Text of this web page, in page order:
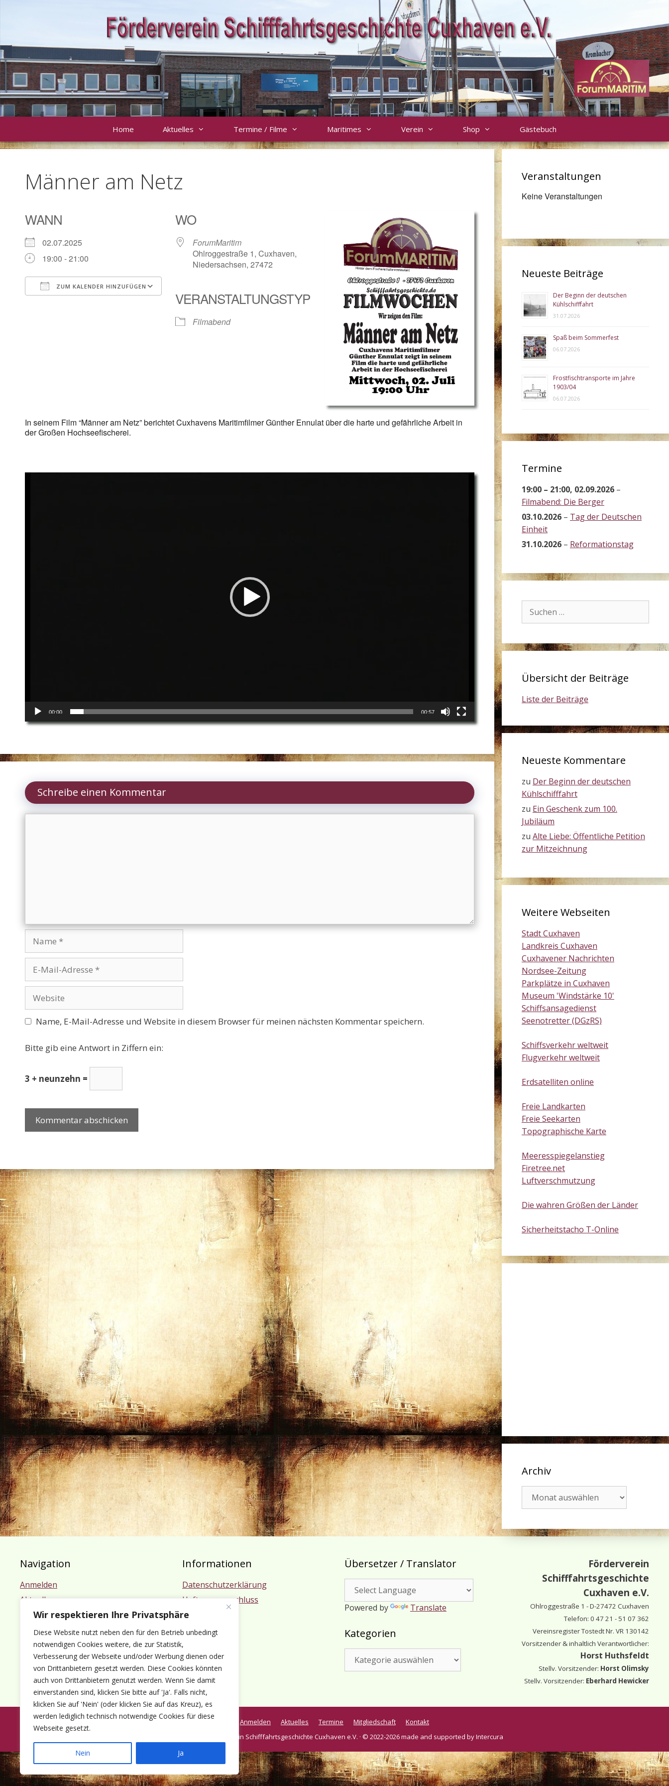
Wir respektieren Ihre Privatsphäre
Diese Website nutzt neben den für den Betrieb unbedingt
notwendigen Cookies weitere, die zur Statistik,
Verbesserung der Webseite und/oder Werbung dienen oder
von Drittanbietern gesetzt werden. Diese Cookies könnten
auch von Drittanbietern genutzt werden. Wenn Sie damit
einverstanden sind, klicken Sie bitte auf 'Ja'. Falls nicht,
klicken Sie auf 'Nein' (oder klicken Sie auf das Kreuz), es
werden lediglich technisch notwendige Cookies für diese
Webseite gesetzt.
Nein Ja
Home Aktuelles Termine / Filme Maritimes Verein Shop Gästebuch
Männer am Netz
WANN
02.07.2025
19:00 - 21:00
ZUM KALENDER HINZUFÜGEN
Google Kalender iCalendar Office 365 Outlook Live
WO
ForumMaritim
Ohlroggestraße 1, Cuxhaven,
Niedersachsen, 27472
VERANSTALTUNGSTYP
Filmabend
In seinem Film “Männer am Netz” berichtet Cuxhavens Maritimfilmer Günther Ennulat über die harte und gefährliche Arbeit in
der Großen Hochseefischerei.
00:00 00:57
Schreibe einen Kommentar
Name
Website
Name, E-Mail-Adresse und Website in diesem Browser für meinen nächsten Kommentar speichern.
Bitte gib eine Antwort in Ziffern ein:
3 + neunzehn =
Veranstaltungen
Keine Veranstaltungen
Neueste Beiträge
Der Beginn der deutschen
Kühlschifffahrt
31.07.2026
Spaß beim Sommerfest
06.07.2026
Frostfischtransporte im Jahre
1903/04
06.07.2026
Termine
19:00 – 21:00, 02.09.2026 –
Filmabend: Die Berger
03.10.2026 – Tag der Deutschen
Einheit
31.10.2026 – Reformationstag
nach:
Übersicht der Beiträge
Liste der Beiträge
Neueste Kommentare
zu Der Beginn der deutschen
Kühlschifffahrt
zu Ein Geschenk zum 100.
Jubiläum
zu Alte Liebe: Öffentliche Petition
zur Mitzeichnung
Weitere Webseiten
Stadt Cuxhaven
Landkreis Cuxhaven
Cuxhavener Nachrichten
Nordsee-Zeitung
Parkplätze in Cuxhaven
Museum 'Windstärke 10'
Schiffsansagedienst
Seenotretter (DGzRS)
Schiffsverkehr weltweit
Flugverkehr weltweit
Erdsatelliten online
Freie Landkarten
Freie Seekarten
Topographische Karte
Meeresspiegelanstieg
Firetree.net
Luftverschmutzung
Die wahren Größen der Länder
Sicherheitstacho T-Online
Archiv
Navigation
Anmelden
Aktuelles
Termine
Mitgliedschaft
Kontakt
Informationen
Datenschutzerklärung
Haftungsausschluss
Impressum
Übersetzer / Translator
Powered by Translate
Kategorien
Förderverein
Schifffahrtsgeschichte
Cuxhaven e.V.
Ohlroggestraße 1 - D-27472 Cuxhaven
Telefon: 0 47 21 - 51 07 362
Vereinsregister Tostedt Nr. VR 130142
Vorsitzender & inhaltlich Verantwortlicher:
Horst Huthsfeldt
Stellv. Vorsitzender: Horst Olimsky
Stellv. Vorsitzender: Eberhard Hewicker
Anmelden Aktuelles Termine Mitgliedschaft
Kontakt
© 1980-2026 Förderverein Schifffahrtsgeschichte Cuxhaven e.V. · © 2022-2026 made and supported by Intercura